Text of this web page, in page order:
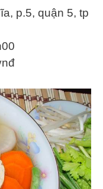
p.5, quận 5, tp